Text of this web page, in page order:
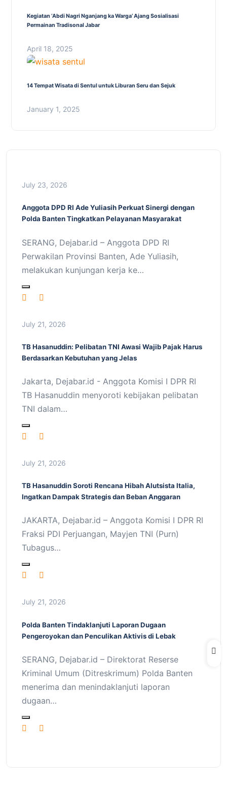
Kegiatan ‘Abdi Nagri Nganjang ka Warga’ Ajang Sosialisasi
Permainan Tradisonal Jabar
April 18, 2025
14 Tempat Wisata di Sentul untuk Liburan Seru dan Sejuk
January 1, 2025
July 23, 2026
Anggota DPD RI Ade Yuliasih Perkuat Sinergi dengan
Polda Banten Tingkatkan Pelayanan Masyarakat
SERANG, Dejabar.id – Anggota DPD RI
Perwakilan Provinsi Banten, Ade Yuliasih,
melakukan kunjungan kerja ke…
July 21, 2026
TB Hasanuddin: Pelibatan TNI Awasi Wajib Pajak Harus
Berdasarkan Kebutuhan yang Jelas
Jakarta, Dejabar.id - Anggota Komisi I DPR RI
TB Hasanuddin menyoroti kebijakan pelibatan
TNI dalam…
July 21, 2026
TB Hasanuddin Soroti Rencana Hibah Alutsista Italia,
Ingatkan Dampak Strategis dan Beban Anggaran
JAKARTA, Dejabar.id – Anggota Komisi I DPR RI
Fraksi PDI Perjuangan, Mayjen TNI (Purn)
Tubagus…
July 21, 2026
Polda Banten Tindaklanjuti Laporan Dugaan
Pengeroyokan dan Penculikan Aktivis di Lebak
SERANG, Dejabar.id – Direktorat Reserse
Kriminal Umum (Ditreskrimum) Polda Banten
menerima dan menindaklanjuti laporan
dugaan…